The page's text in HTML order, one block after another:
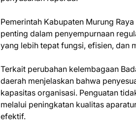
Pemerintah Kabupaten Murung
penting dalam penyempurnaan
yang lebih tepat fungsi, efisien, dan
Terkait perubahan kelembagaan
daerah menjelaskan bahwa
kapasitas organisasi. Penguatan
melalui peningkatan kualitas
efektif.